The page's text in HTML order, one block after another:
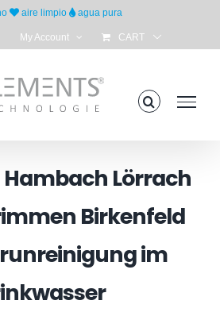
aire limpio agua pura
My Account CART
Lörrach
Birkenfeld
im